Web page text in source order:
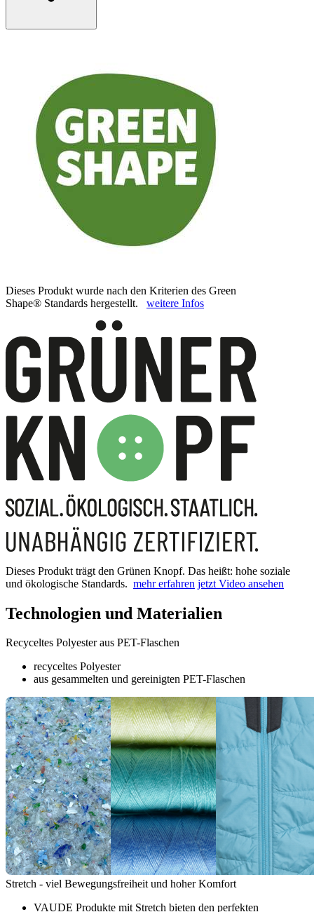
Dieses Produkt wurde nach den Kriterien des Green
Shape® Standards hergestellt. weitere Infos
Dieses Produkt trägt den Grünen Knopf. Das heißt: hohe soziale
und ökologische Standards. mehr erfahren jetzt Video ansehen
Technologien und Materialien
Recyceltes Polyester aus PET-Flaschen
recyceltes Polyester
aus gesammelten und gereinigten PET-Flaschen
Stretch - viel Bewegungsfreiheit und hoher Komfort
VAUDE Produkte mit Stretch bieten den perfekten